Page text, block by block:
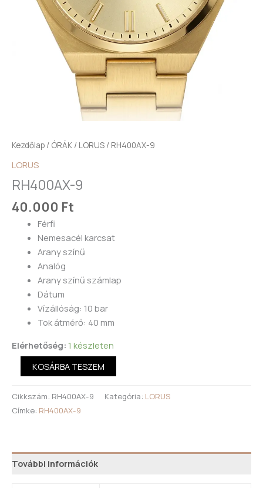
Kezdőlap / ÓRÁK / LORUS / RH400AX-9
LORUS
RH400AX-9
40.000 Ft
Férfi
Nemesacél karcsat
Arany színű
Analóg
Arany színű számlap
Dátum
Vízállóság: 10 bar
Tok átmérő: 40 mm
Elérhetőség: 1 készleten
KOSÁRBA TESZEM
Cikkszám: RH400AX-9 Kategória: LORUS
Címke: RH400AX-9
További információk